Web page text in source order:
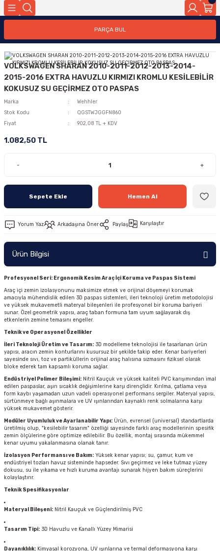
PARÇA BUL
VOLKSWAGEN SHARAN 2010-2011-2012-2013-2014-
2015-2016 EXTRA HAVUZLU KIRMIZI KROMLU KESİLEBİLİR
KOKUSUZ SU GEÇİRMEZ OTO PASPAS
Marka
Wehhler
Stok Kodu
QGSTWJGGFN860
Fiyat
902,08 TL + KDV
1.082,50 TL
- +
Sepete Ekle Hemen Al
Yorum Yaz Arkadaşına Öner Paylaş Karşılaştır
Ürün Bilgisi
Profesyonel Seri: Ergonomik Kesim Araç İçi Koruma ve Paspas Sistemi
Araç içi zemin izolasyonunu maksimize etmek ve orijinal döşemeyi korumak
amacıyla mühendislik edilen 3D paspas sistemleri, ileri teknoloji üretim metodolojisi
ve yüksek mukavemetli materyal bileşenleri ile profesyonel bir koruma bariyeri
sunar. Özel geometrik yapısı, araç taban formuna tam uyum sağlayarak dış
etkenlerin zemine temasını engeller.
Teknik ve Operasyonel Özellikler
İleri Teknoloji Üretim ve Tasarım: 3D modelleme teknolojisi ile tasarlanan ürün
yapısı, aracın zemin konturlarını kusursuz bir şekilde takip eder. Kenar bariyerleri
sayesinde sıvı, toz ve partiküllerin orijinal araç halısına sızmasını fiziksel olarak
bloke ederek tam kapsamlı koruma sağlar.
Endüstriyel Polimer Bileşimi: Nitril Kauçuk ve yüksek kaliteli PVC karışımından imal
edilen paspaslar, aşırı sıcaklık değişimlerine karşı dirençlidir. Kırılma, çatlama veya
form kaybı yaşamadan uzun vadeli operasyonel performans sergiler. Materyal yapısı,
sürtünmeye bağlı aşınmalara ve UV ışınlarından kaynaklı renk solmalarına karşı
yüksek mukavemet gösterir.
Modüler Uyumluluk ve Ayarlanabilir Yapı: Ürün, evrensel (universal) standartlarda
üretilmiş olup, "kesilebilir tasarım" özelliği sayesinde farklı araç modellerinin spesifik
zemin ölçülerine göre optimize edilebilir. Bu özellik, montaj sırasında mükemmel
kenar uyumu yakalanmasına olanak tanır.
İzolasyon Performansı ve Bakım: Yüksek kenar yapısı; su, çamur, kum ve
endüstriyel tozları havuz sisteminde hapseder. Sıvı geçirmez ve leke tutmaz yüzey
dokusu, su ile yıkama ve hızlı kuruma avantajı sunarak hijyen bakım süreçlerini
kolaylaştırır.
Teknik Spesifikasyonlar
Materyal Bileşeni: Nitril Kauçuk ve Güçlendirilmiş PVC
Tasarım Tipi: 3D Havuzlu ve Kanallı Yüzey Mimarisi
Dayanıklılık: Kimyasal korozyona, UV ışınlarına ve termal deformasyona karşı